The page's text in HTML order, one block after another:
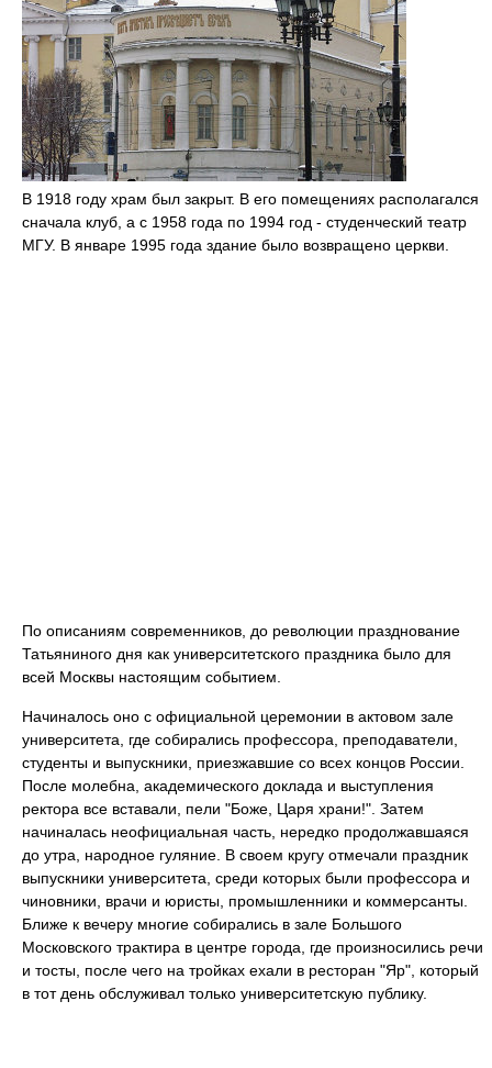
В 1918 году храм был закрыт. В его помещениях располагался
сначала клуб, а с 1958 года по 1994 год - студенческий театр
МГУ. В январе 1995 года здание было возвращено церкви.
По описаниям современников, до революции празднование
Татьяниного дня как университетского праздника было для
всей Москвы настоящим событием.
Начиналось оно с официальной церемонии в актовом зале
университета, где собирались профессора, преподаватели,
студенты и выпускники, приезжавшие со всех концов России.
После молебна, академического доклада и выступления
ректора все вставали, пели "Боже, Царя храни!". Затем
начиналась неофициальная часть, нередко продолжавшаяся
до утра, народное гуляние. В своем кругу отмечали праздник
выпускники университета, среди которых были профессора и
чиновники, врачи и юристы, промышленники и коммерсанты.
Ближе к вечеру многие собирались в зале Большого
Московского трактира в центре города, где произносились речи
и тосты, после чего на тройках ехали в ресторан "Яр", который
в тот день обслуживал только университетскую публику.